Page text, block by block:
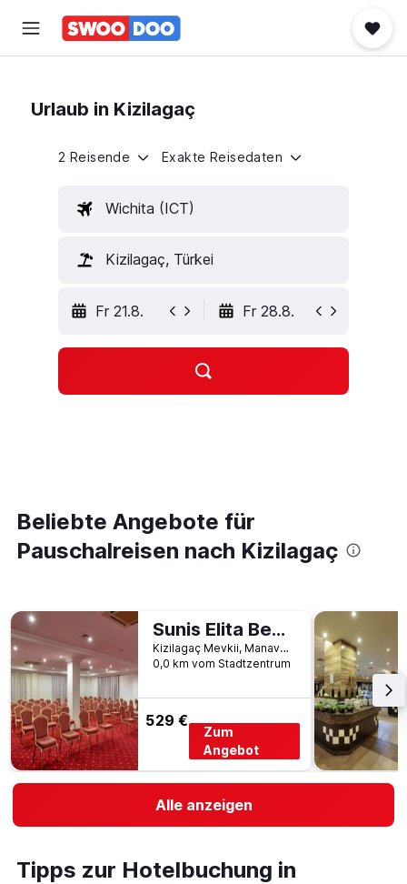
Urlaub in Kizilagaç
2 Reisende Exakte Reisedaten
Wichita (ICT)
Kizilagaç, Türkei
Fr 21.8. Fr 28.8.
Beliebte Angebote für
Pauschalreisen nach Kizilagaç
Sunis Elita Beach Resort Hotel & Spa
Kizilagaç Mevkii, Manavgat, 7600, TR, Kizilagaç, Türkei
0,0 km vom Stadtzentrum
529 €
Zum
Angebot
Alle anzeigen
Tipps zur Hotelbuchung in